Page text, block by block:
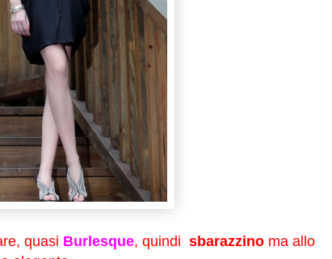
quasi Burlesque, quindi sbarazzinoma allo